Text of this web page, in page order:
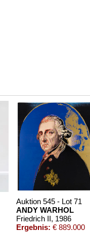
Auktion 545 - Lot 71
ANDY WARHOL
Friedrich II, 1986
Ergebnis: € 889.000